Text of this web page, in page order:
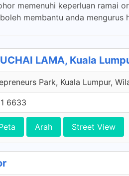
memenuhi keperluan ramai
membantu anda
LAMA, Kuala
Park, Kuala Lumpur,
6633
Arah Street View